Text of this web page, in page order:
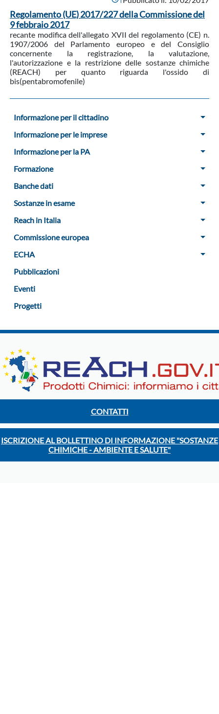
Regolamento (UE) 2017/227 della Commissione del
9 febbraio 2017
recante modifica dell'allegato XVII del regolamento (CE) n.
1907/2006 del Parlamento europeo e del Consiglio
concernente la registrazione, la valutazione,
l'autorizzazione e la restrizione delle sostanze chimiche
(REACH) per quanto riguarda l'ossido di
bis(pentabromofenile)
Menu Sidebar
Informazione per il cittadino
Informazione per le imprese
Informazione per la PA
Formazione
Banche dati
Sostanze in esame
Reach in Italia
Commissione europea
ECHA
Pubblicazioni
Eventi
Progetti
CONTATTI
ISCRIZIONE AL BOLLETTINO DI INFORMAZIONE "SOSTANZE
CHIMICHE - AMBIENTE E SALUTE"